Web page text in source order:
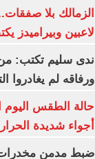
لاعبين وبيراميدز
ندى سليم تكتب: من
ورفاقه لم يغادروا
أجواء شديدة
ضبط مدمن مخدرات